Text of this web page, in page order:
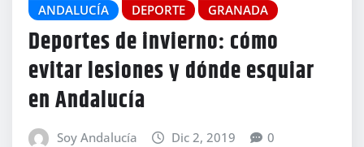
ANDALUCÍA DEPORTE GRANADA
Deportes de invierno: cómo
evitar lesiones y dónde esquiar
en Andalucía
Soy Andalucía Dic 2, 2019 0